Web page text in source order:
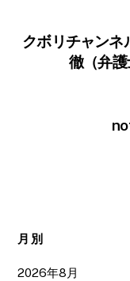
クボリチャンネ
徹（弁護
月別
2026年8月